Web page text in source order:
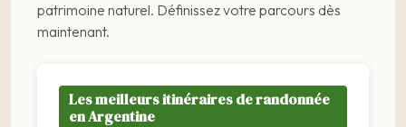
patrimoine naturel. Définissez votre parcours dès
maintenant.
Les meilleurs itinéraires de randonnée
en Argentine